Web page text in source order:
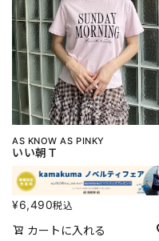
AS KNOW AS PINKY
いい朝Ｔ
¥6,490税込
カートに入れる